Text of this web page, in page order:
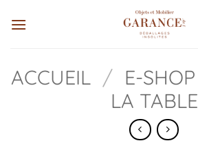
au
ACCUEIL / E-SHOP
LA TABLE